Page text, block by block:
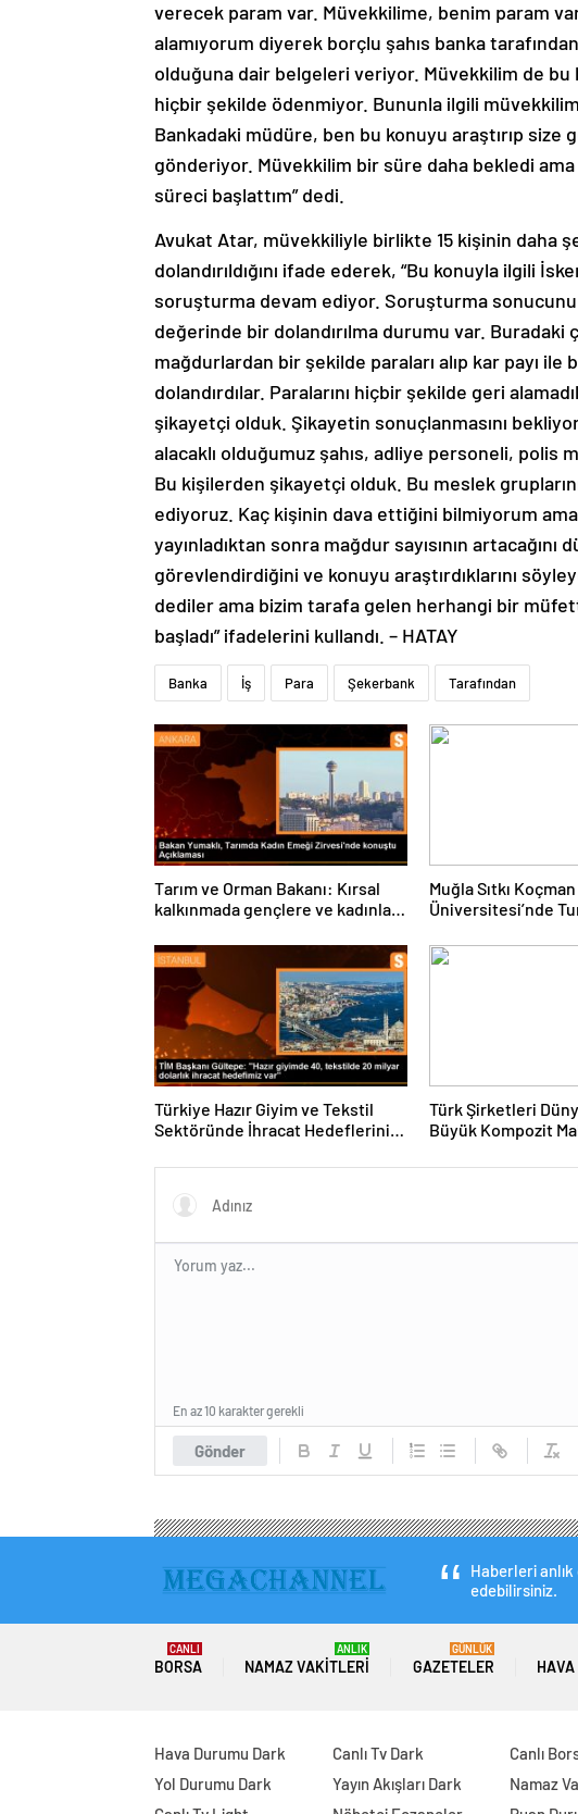
verecek param var. Müvekkilime, benim param
alamıyorum diyerek borçlu şahıs banka
olduğuna dair belgeleri veriyor. Müvekkilim de
hiçbir şekilde ödenmiyor. Bununla ilgili
Bankadaki müdüre, ben bu konuyu araştırıp
gönderiyor. Müvekkilim bir süre daha bekledi
süreci başlattım” dedi.
Avukat Atar, müvekkiliyle birlikte 15 kişinin daha
dolandırıldığını ifade ederek, “Bu konuyla ilgili
soruşturma devam ediyor. Soruşturma
değerinde bir dolandırılma durumu var.
mağdurlardan bir şekilde paraları alıp kar payı
dolandırdılar. Paralarını hiçbir şekilde geri
şikayetçi olduk. Şikayetin sonuçlanmasını
alacaklı olduğumuz şahıs, adliye personeli, polis
Bu kişilerden şikayetçi olduk. Bu meslek
ediyoruz. Kaç kişinin dava ettiğini bilmiyorum ama
yayınladıktan sonra mağdur sayısının
görevlendirdiğini ve konuyu araştırdıklarını
dediler ama bizim tarafa gelen herhangi bir
başladı” ifadelerini kullandı. – HATAY
Banka İş Para Şekerbank Tarafından
Tarım ve Orman Bakanı: Kırsal
kalkınmada gençlere ve kadınlara
Muğla Sıtkı Koçman
Üniversitesi’nde
Türkiye Hazır Giyim ve Tekstil
Sektöründe İhracat Hedeflerini
Türk Şirketleri
Büyük Kompozit
Gönder
En az 10 karakter gerekli
Haberleri
edebilirsiniz.
BORSA
CANLI
NAMAZ VAKITLERI
ANLIK
GAZETELER
GÜNLÜK
HAVA
Hava Durumu Dark
Yol Durumu Dark
Canlı Tv Dark
Yayın Akışları Dark
Canlı
Namaz